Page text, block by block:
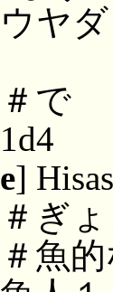
ヤ
で
]
ぎ
魚